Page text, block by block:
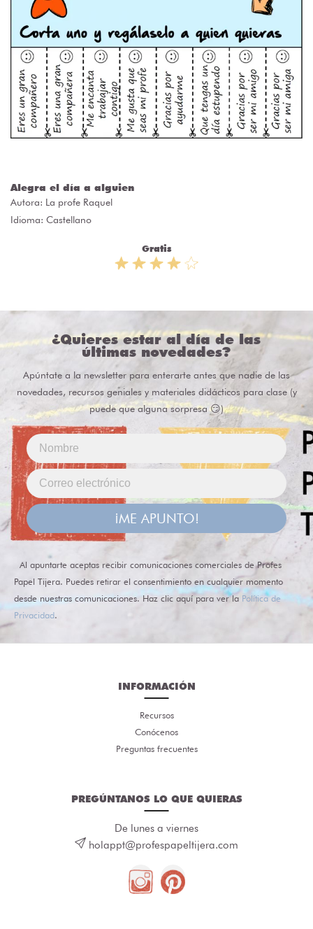
Alegra el día a alguien
Autora: La profe Raquel
Idioma: Castellano
Gratis
¿Quieres estar al día de las
últimas novedades?
Apúntate a la newsletter para enterarte antes que nadie de las
novedades, recursos geniales y materiales didácticos para clase (y
puede que alguna sorpresa 😏)
¡ME APUNTO!
Al apuntarte aceptas recibir comunicaciones comerciales de Profes
Papel Tijera. Puedes retirar el consentimiento en cualquier momento
desde nuestras comunicaciones. Haz clic aquí para ver la Política de
Privacidad.
INFORMACIÓN
Recursos
Conócenos
Preguntas frecuentes
PREGÚNTANOS LO QUE QUIERAS
De lunes a viernes
holappt@profespapeltijera.com